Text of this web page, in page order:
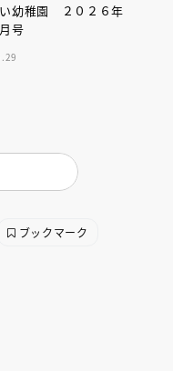
い幼稚園 ２０２６年
号
ブックマーク